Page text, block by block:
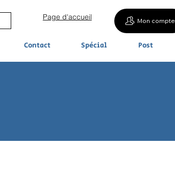
Page d'accueil Mon compte
Contact Spécial Post